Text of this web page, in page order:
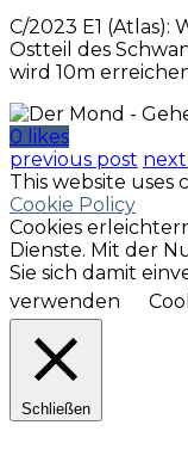
C/2023 E1
Ostteil des
wird 10m
0 likes
previous post
This website uses
Cookie Policy
Cookies
Dienste. Mit der
Sie sich damit
verwenden
Schließen